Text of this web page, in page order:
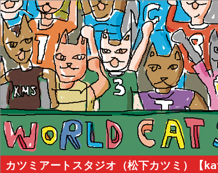
カツミアートスタジオ（松下カツミ）